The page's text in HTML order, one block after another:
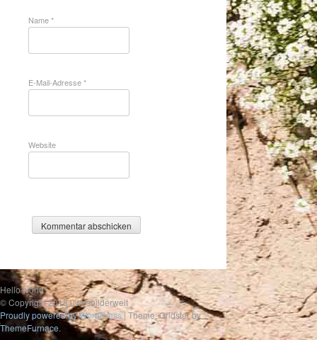
Name*
E-Mail-Adresse*
Website
Hello world
© Copyright 2018 uwesbilderwelt
Proudly powered by WordPress|Theme: Gridster by
ThemeFurnace.